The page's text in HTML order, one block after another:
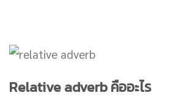
Relative adverb คืออะไร